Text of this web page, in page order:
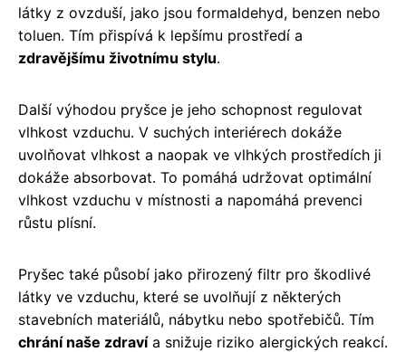
látky z ovzduší, jako jsou formaldehyd, benzen nebo
toluen. Tím přispívá k lepšímu prostředí a
zdravějšímu životnímu stylu.
Další výhodou pryšce je jeho schopnost regulovat
vlhkost vzduchu. V suchých interiérech dokáže
uvolňovat vlhkost a naopak ve vlhkých prostředích ji
dokáže absorbovat. To pomáhá udržovat optimální
vlhkost vzduchu v místnosti a napomáhá prevenci
růstu plísní.
Pryšec také působí jako přirozený filtr pro škodlivé
látky ve vzduchu, které se uvolňují z některých
stavebních materiálů, nábytku nebo spotřebičů. Tím
chrání naše zdravía snižuje riziko alergických reakcí.